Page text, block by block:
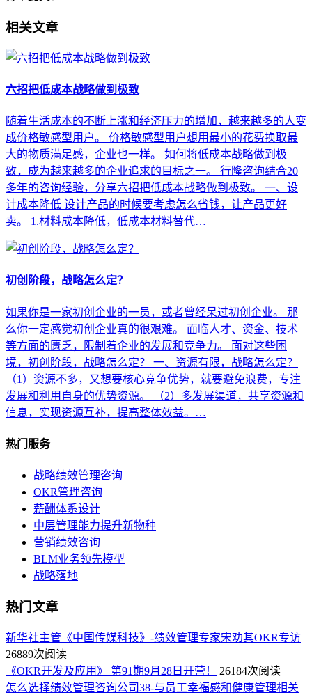
相关文章
六招把低成本战略做到极致
随着生活成本的不断上涨和经济压力的增加，越来越多的人变
成价格敏感型用户。 价格敏感型用户想用最小的花费换取最
大的物质满足感，企业也一样。 如何将低成本战略做到极
致，成为越来越多的企业追求的目标之一。 行隆咨询结合20
多年的咨询经验，分享六招把低成本战略做到极致。 一、设
计成本降低 设计产品的时候要考虑怎么省钱，让产品更好
卖。 1.材料成本降低，低成本材料替代…
初创阶段，战略怎么定？
如果你是一家初创企业的一员，或者曾经呆过初创企业。 那
么你一定感觉初创企业真的很艰难。 面临人才、资金、技术
等方面的匮乏，限制着企业的发展和竞争力。 面对这些困
境，初创阶段，战略怎么定？ 一、资源有限，战略怎么定？
（1）资源不多，又想要核心竞争优势，就要避免浪费，专注
发展和利用自身的优势资源。 （2）多发展渠道，共享资源和
信息，实现资源互补，提高整体效益。…
热门服务
战略绩效管理咨询
OKR管理咨询
薪酬体系设计
中层管理能力提升新物种
营销绩效咨询
BLM业务领先模型
战略落地
热门文章
新华社主管《中国传媒科技》-绩效管理专家宋劝其OKR专访
26889次阅读
《OKR开发及应用》 第91期9月28日开营！
26184次阅读
怎么选择绩效管理咨询公司38-与员工幸福感和健康管理相关